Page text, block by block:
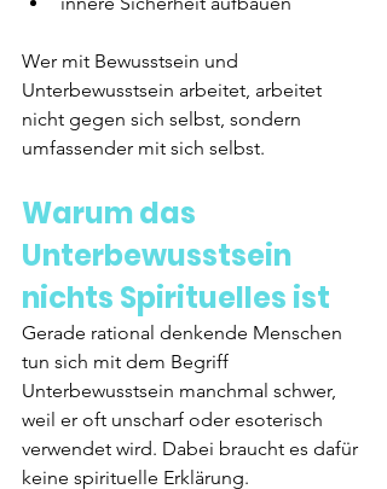
Wer mit Bewusstsein und
Unterbewusstsein arbeitet, arbeitet
nicht gegen sich selbst, sondern
umfassender mit sich selbst.
Warum das
Unterbewusstsein
nichts Spirituelles ist
Gerade rational denkende Menschen
tun sich mit dem Begriff
Unterbewusstsein manchmal schwer,
weil er oft unscharf oder esoterisch
verwendet wird. Dabei braucht es dafür
keine spirituelle Erklärung.